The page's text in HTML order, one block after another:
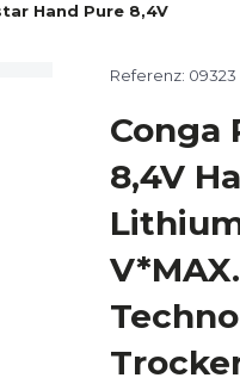
Hand Pure 8,4V
Referenz: 09323
Conga
8,4V